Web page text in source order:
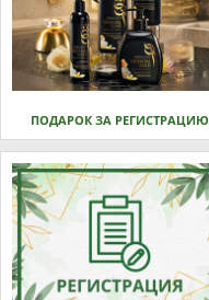
ПОДАРОК ЗА РЕГИСТРАЦИЮ